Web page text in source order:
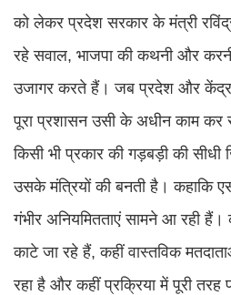
को लेकर प्रदेश सरकार के मंत्री रविंद्र
रहे सवाल, भाजपा की कथनी और
उजागर करते हैं। जब प्रदेश और केंद्र
पूरा प्रशासन उसी के अधीन काम कर
किसी भी प्रकार की गड़बड़ी की सीधी
उसके मंत्रियों की बनती है। कहाकि
गंभीर अनियमितताएं सामने आ रही
काटे जा रहे हैं, कहीं वास्तविक
रहा है और कहीं प्रक्रिया में पूरी तरह